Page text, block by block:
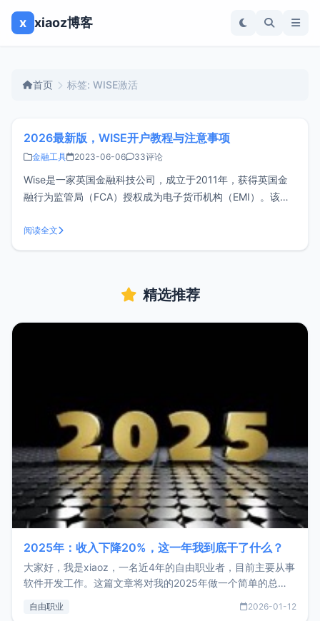
x xiaoz博客
首页 标签: WISE激活
2026最新版，WISE开户教程与注意事项
金融工具 2023-06-06 33评论
Wise是一家英国金融科技公司，成立于2011年，获得英国金
融行为监管局（FCA）授权成为电子货币机构（EMI）。该公
券交易所上市。Wise为全球大多数国家/地区的人提供国际汇
款服务，使用不含加价的市场中间汇率进行货币兑换，与我
阅读全文
精选推荐
2025年：收入下降20%，这一年我到底干了什么？
大家好，我是xiaoz，一名近4年的自由职业者，目前主要从事
软件开发工作。这篇文章将对我的2025年做一个简单的总
收入下降20%，但却过得很充实，2026年不求突破，但求保
自由职业 2026-01-12